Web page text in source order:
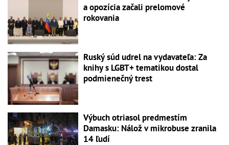
a opozícia začali prelomové
rokovania
Ruský súd udrel na vydavateľa: Za
knihy s LGBT+ tematikou dostal
podmienečný trest
Výbuch otriasol predmestím
Damasku: Nálož v mikrobuse zranila
14 ľudí